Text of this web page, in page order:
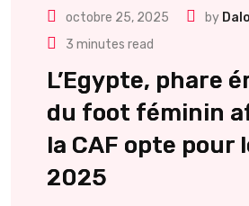
octobre 25, 2025 by
3 minutes read
L’Egypte, phare
du foot féminin
la CAF opte pour
2025